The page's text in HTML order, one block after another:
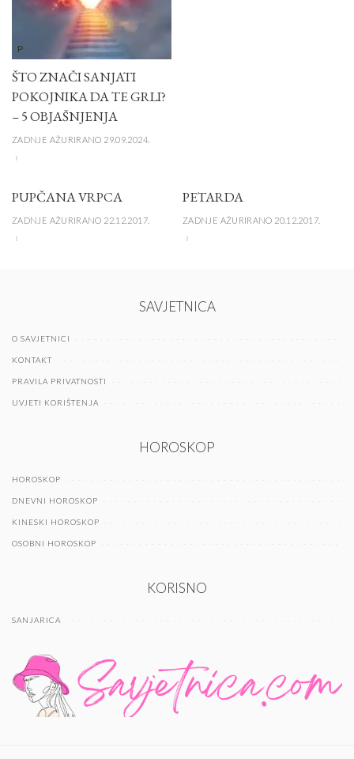
P
ŠTO ZNAČI SANJATI
POKOJNIKA DA TE GRLI?
– 5 OBJAŠNJENJA
ZADNJE AŽURIRANO 29.09.2024.
PUPČANA VRPCA
ZADNJE AŽURIRANO 22.12.2017.
PETARDA
ZADNJE AŽURIRANO 20.12.2017.
SAVJETNICA
O SAVJETNICI
KONTAKT
PRAVILA PRIVATNOSTI
UVJETI KORIŠTENJA
HOROSKOP
HOROSKOP
DNEVNI HOROSKOP
KINESKI HOROSKOP
OSOBNI HOROSKOP
KORISNO
SANJARICA